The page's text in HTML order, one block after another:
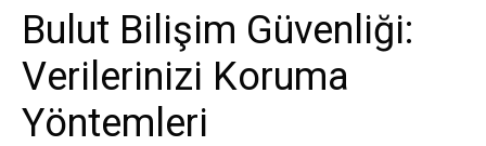
Bulut Bilişim Güvenliği:
Verilerinizi Koruma
Yöntemleri